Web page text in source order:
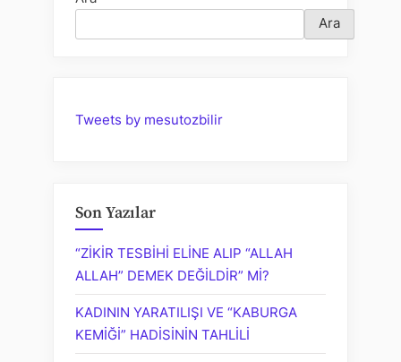
Ara
Tweets by mesutozbilir
Son Yazılar
“ZİKİR TESBİHİ ELİNE ALIP “ALLAH
ALLAH” DEMEK DEĞİLDİR” Mİ?
KADININ YARATILIŞI VE “KABURGA
KEMİĞİ” HADİSİNİN TAHLİLİ